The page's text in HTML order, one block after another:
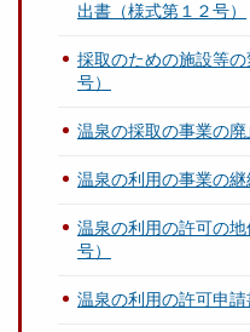
出書（様式第１２号）
採取のための施設等
号）
温泉の採取の事業の廃
温泉の利用の事業の継
温泉の利用の許可の
号）
温泉の利用の許可申請